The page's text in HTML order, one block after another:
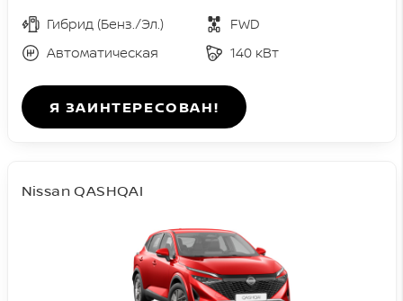
Гибрид (Бенз./Эл.)
FWD
Автоматическая
140 кВт
Я ЗАИНТЕРЕСОВАН!
Nissan QASHQAI